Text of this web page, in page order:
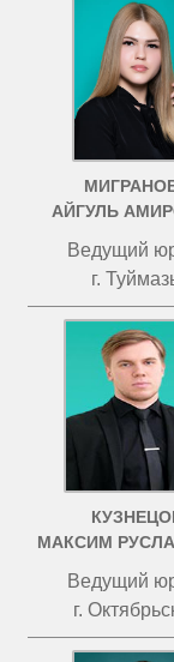
АЙГУЛЬ
Ведущий
г.
МАКСИМ
Ведущий
г.